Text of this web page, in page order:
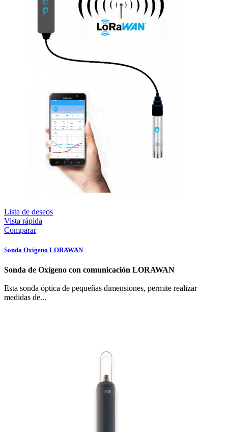
Lista de deseos
Vista rápida
Comparar
Sonda Oxígeno LORAWAN
Sonda de Oxígeno con comunicación LORAWAN
Esta sonda óptica de pequeñas dimensiones, permite realizar
medidas de...